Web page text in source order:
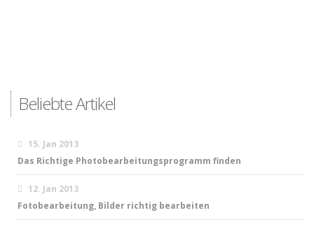
Beliebte Artikel
15. Jan 2013
Das Richtige Photobearbeitungsprogramm finden
12. Jan 2013
Fotobearbeitung, Bilder richtig bearbeiten